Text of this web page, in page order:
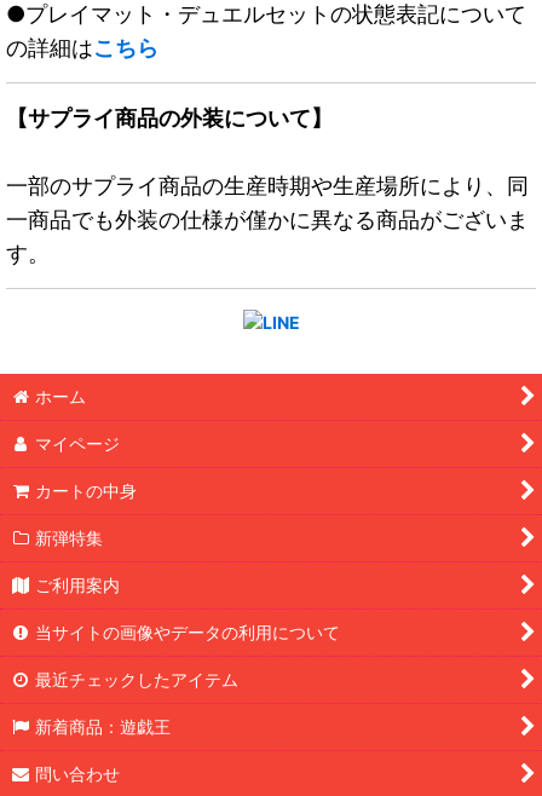
●プレイマット・デュエルセットの状態表記について
の詳細はこちら
【サプライ商品の外装について】
一部のサプライ商品の生産時期や生産場所により、同
一商品でも外装の仕様が僅かに異なる商品がございま
す。
ホーム
マイページ
カートの中身
新弾特集
ご利用案内
当サイトの画像やデータの利用について
最近チェックしたアイテム
新着商品：遊戯王
問い合わせ